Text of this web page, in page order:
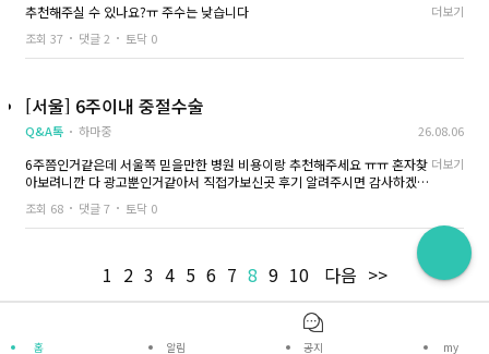
추천해주실 수 있나요?ㅠ 주수는 낮습니다
더보기
조회 37
댓글 2 토닥 0
[서울] 6주이내 중절수술
Q&A톡 하마중 26.08.06
6주쯤인거같은데 서울쪽 믿을만한 병원 비용이랑 추천해주세요 ㅠㅠ 혼자찾
아보려니깐 다 광고뿐인거같아서 직접가보신곳 후기 알려주시면 감사하겠습
더보기
조회 68 댓글 7 토닥 0
1 2 3 4 5 6 7 8 9 10 다음 >>
홈 알림 공지 my